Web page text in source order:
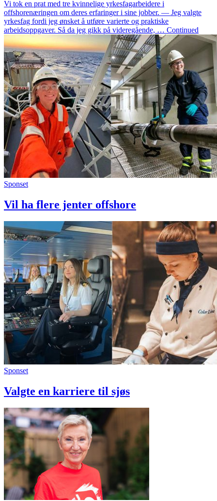
Vi tok en prat med tre kvinnelige yrkesfagarbeidere i
offshorenæringen om deres erfaringer i sine jobber. — Jeg valgte
yrkesfag fordi jeg ønsket å utføre varierte og praktiske
arbeidsoppgaver. Så da jeg gikk på videregående, … Continued
Sponset
Vil ha flere jenter offshore
Sponset
Valgte en karriere til sjøs